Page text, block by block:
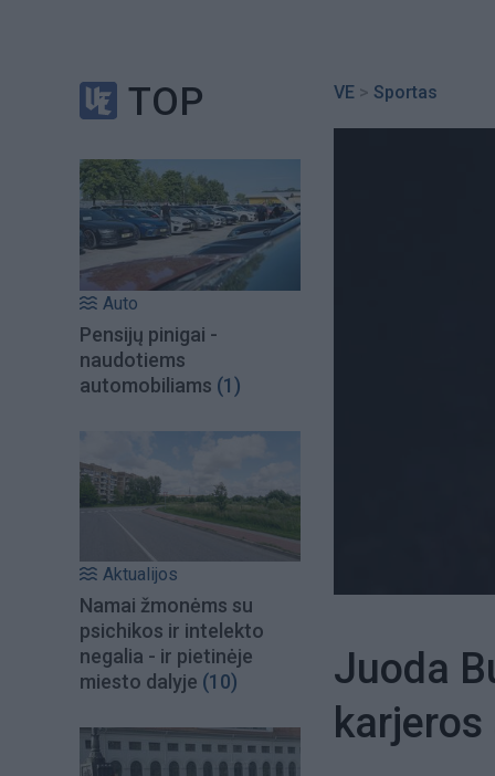
TOP
Auto
Pensijų pinigai -
naudotiems
automobiliams (1)
Aktualijos
Namai žmonėms su
psichikos ir intelekto
negalia - ir pietinėje
miesto dalyje (10)
VE > Sportas
Juoda